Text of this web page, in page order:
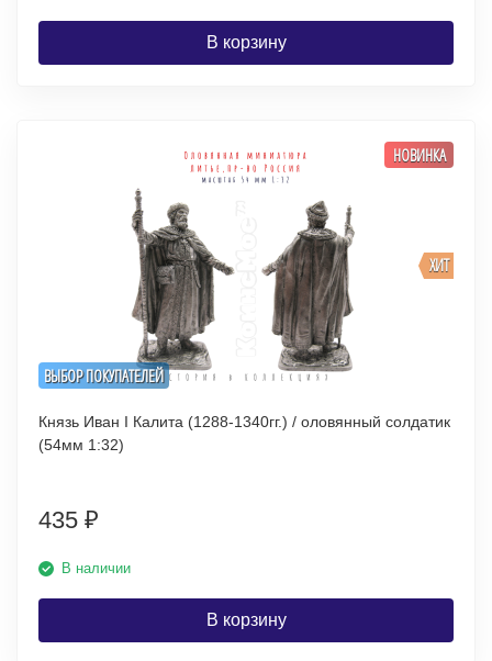
В корзину
ВЫБОР ПОКУПАТЕЛЕЙ
ХИТ
НОВИНКА
Князь Иван I Калита (1288-1340гг.) / оловянный солдатик
(54мм 1:32)
435 ₽
В наличии
В корзину